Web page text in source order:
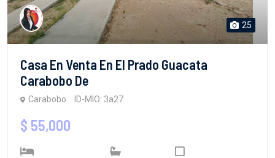
25
Casa En Venta En El Prado Guacata
Carabobo De
Carabobo ID-MIO: 3a27
$ 55,000